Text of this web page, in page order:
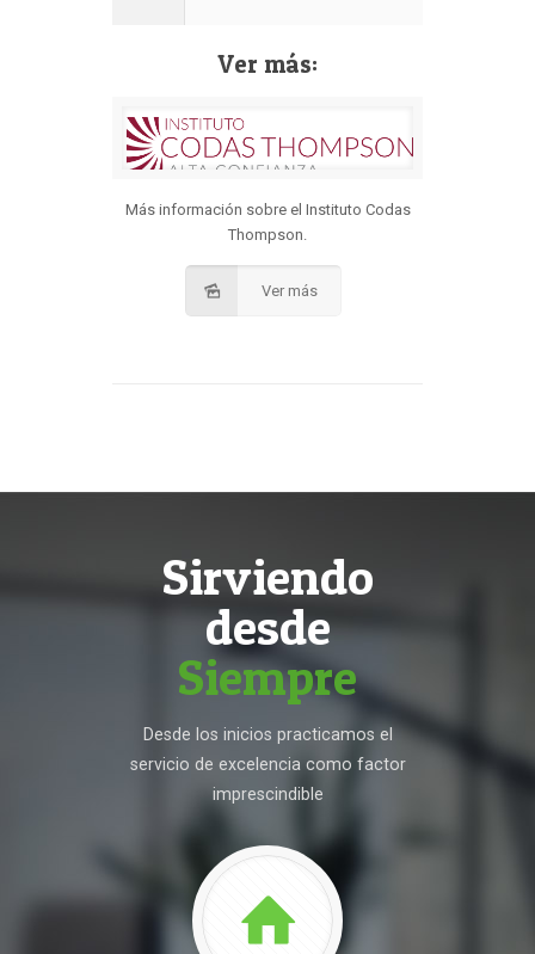
Ver más:
Más información sobre el Instituto Codas
Thompson.
Ver más
Sirviendo
desde
Siempre
Desde los inicios practicamos el
servicio de excelencia como factor
imprescindible